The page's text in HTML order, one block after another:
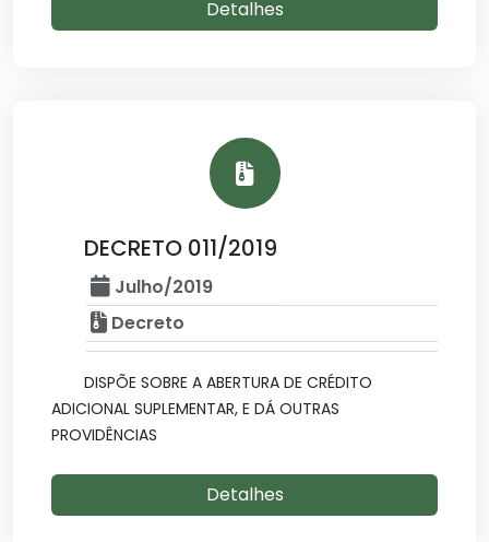
Detalhes
DECRETO 011/2019
Julho/2019
Decreto
DISPÕE SOBRE A ABERTURA DE CRÉDITO
ADICIONAL SUPLEMENTAR, E DÁ OUTRAS
PROVIDÊNCIAS
Detalhes